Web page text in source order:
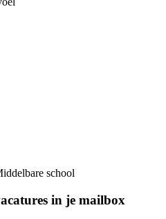
school
in je mailbox